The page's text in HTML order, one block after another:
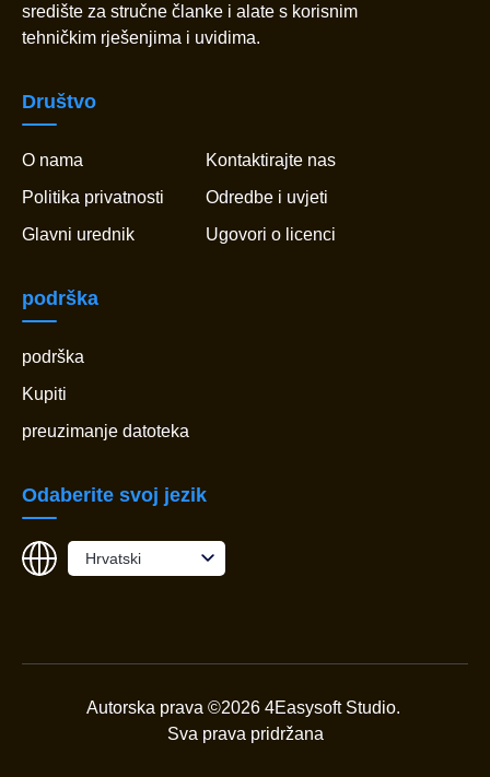
središte za stručne članke i alate s korisnim
tehničkim rješenjima i uvidima.
Društvo
O nama
Kontaktirajte nas
Politika privatnosti
Odredbe i uvjeti
Glavni urednik
Ugovori o licenci
podrška
podrška
Kupiti
preuzimanje datoteka
Odaberite svoj jezik
Hrvatski
Autorska prava ©2026 4Easysoft Studio.
Sva prava pridržana